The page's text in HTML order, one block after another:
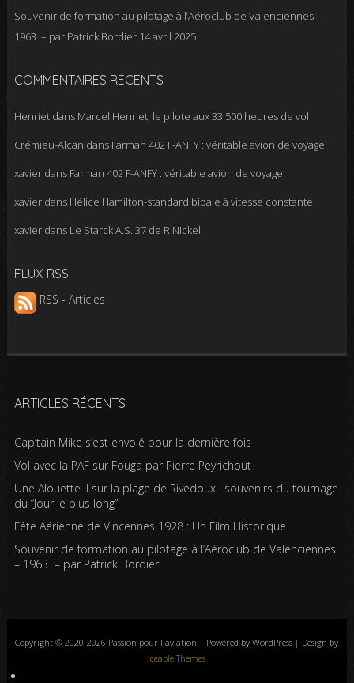
Souvenir de formation au pilotage à l’Aéroclub de Valenciennes –
1963 – par Patrick Bordier 14 avril 2025
COMMENTAIRES RÉCENTS
Henrietdans Marcel Henriet, le pilote aux 33 500 heures de vol
Crémieu-Alcan dans Farman 402 F-ANFY : véritable avion de voyage
xavierdans Farman 402 F-ANFY : véritable avion de voyage
xavierdans Hélice Hamilton-standard bipale à vitesse constante
xavierdans Le Starck A.S. 37 de R.Nickel
FLUX RSS
RSS - Articles
ARTICLES RÉCENTS
Cap’tain Mike s’est envolé pour la dernière fois
Vol avec la PAF sur Fouga par Pierre Peyrichout
Une Alouette II sur la plage de Rivedoux : souvenirs du tournage
du “Jour le plus long”
Fête Aérienne de Vincennes 1928 : Un Film Historique
Souvenir de formation au pilotage à l’Aéroclub de Valenciennes
– 1963 – par Patrick Bordier
Copyright © 2020-2026 Passion pour l'aviation | Powered by WordPress | Design by
Iceable Themes